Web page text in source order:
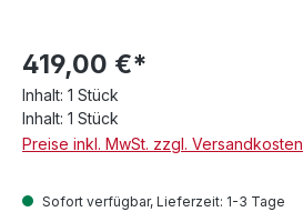
419,00 €*
Inhalt: 1 Stück
Inhalt: 1 Stück
Preise inkl. MwSt. zzgl. Versandkosten
Sofort verfügbar, Lieferzeit: 1-3 Tage